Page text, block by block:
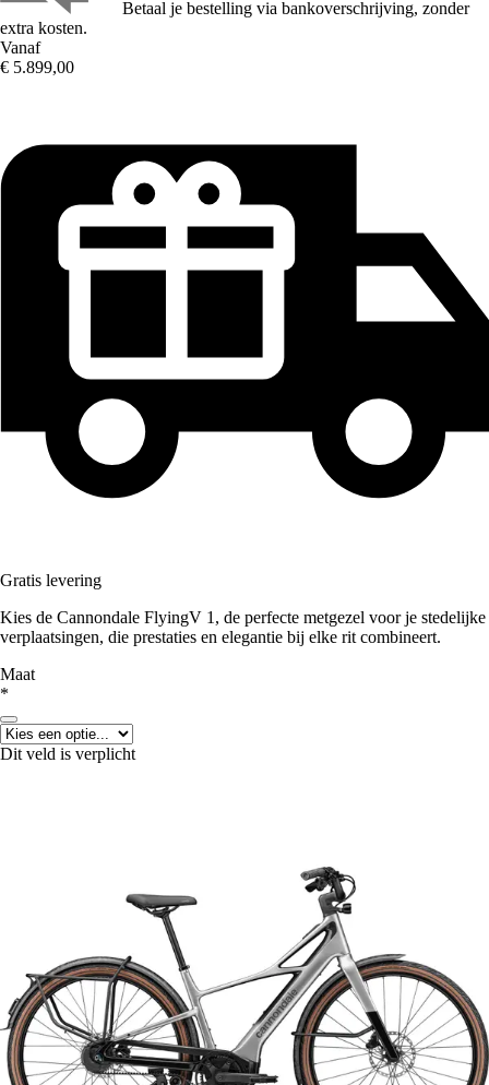
Betaal je bestelling via bankoverschrijving, zonder
extra kosten.
Vanaf
€ 5.899,00
Gratis levering
Kies de Cannondale FlyingV 1, de perfecte metgezel voor je stedelijke
verplaatsingen, die prestaties en elegantie bij elke rit combineert.
Maat
*
Dit veld is verplicht